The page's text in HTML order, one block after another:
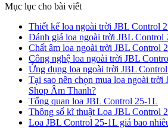
Mục lục cho bài viết
Thiết kế loa ngoài trời JBL Control
Đánh giá loa ngoài trời JBL Control
Chất âm loa ngoài trời JBL Control
Công nghệ loa ngoài trời JBL
Ứng dụng loa ngoài trời JBL
Tại sao nên chọn mua loa ngoài
Shop Âm Thanh?
Tổng quan loa JBL Control 25-1L
Thông số kĩ thuật Loa JBL Control
Loa JBL Control 25-1L giá bao